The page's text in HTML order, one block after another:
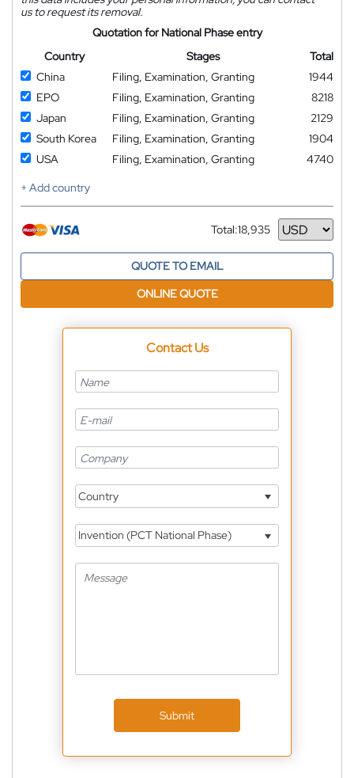
us to request its removal.
Quotation for National Phase entry
Country
Stages
Total
China
Filing, Examination, Granting
1944
EPO
Filing, Examination, Granting
8218
Japan
Filing, Examination, Granting
2129
South Korea
Filing, Examination, Granting
1904
USA
Filing, Examination, Granting
4740
+ Add country
Total:18,935
Currency
QUOTE TO EMAIL
ONLINE QUOTE
Contact Us
Country
Invention (PCT National Phase)
Submit